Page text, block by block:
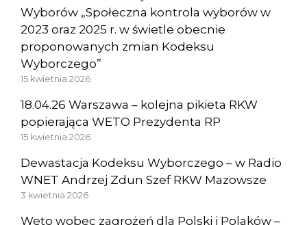
Wyborów „Społeczna kontrola wyborów w
2023 oraz 2025 r. w świetle obecnie
proponowanych zmian Kodeksu
Wyborczego”
15 kwietnia 2026
18.04.26 Warszawa – kolejna pikieta RKW
popierająca WETO Prezydenta RP
15 kwietnia 2026
Dewastacja Kodeksu Wyborczego – w Radio
WNET Andrzej Zdun Szef RKW Mazowsze
3 kwietnia 2026
Weto wobec zagrożeń dla Polski i Polaków –